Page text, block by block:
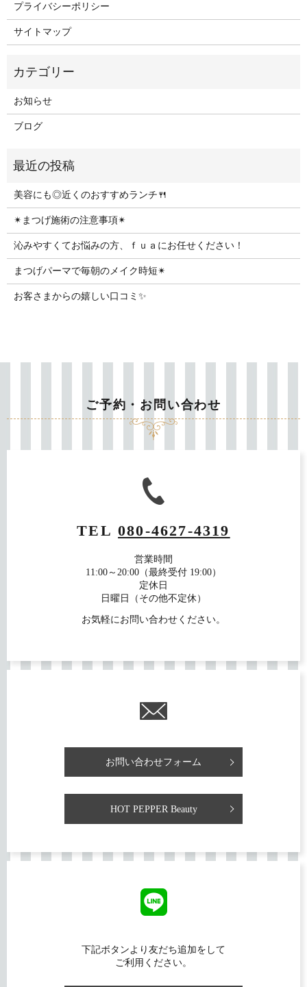
プライバシーポリシー
サイトマップ
お知らせ
ブログ
美容にも◎近くのおすすめランチ🍴
✴︎まつげ施術の注意事項✴︎
沁みやすくてお悩みの方、ｆｕａにお任せください！
まつげパーマで毎朝のメイク時短✴︎
お客さまからの嬉しい口コミ✨
ご予約・お問い合わせ
TEL080-4627-4319
営業時間
11:00～20:00（最終受付 19:00）
定休日
日曜日（その他不定休）
お気軽にお問い合わせください。
お問い合わせフォーム
HOT PEPPER Beauty
下記ボタンより友だち追加をして
ご利用ください。